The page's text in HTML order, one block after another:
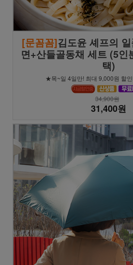
[문꼼꼼]김도윤 셰프의
면+산들골동채 세트 (5인
택)
★목~일 4일만! 최대 9,000원 할
34,900원
31,400원